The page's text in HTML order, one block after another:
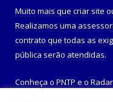
Muito mais que criar site
Realizamos uma
contrato que todas as
pública serão atendidas.
Conheça o PNTP e o